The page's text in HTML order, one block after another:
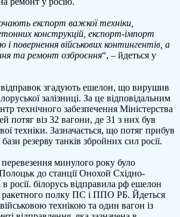
експорт важкої техніки,
конструкцій, експорт-імпорт
і повернення військових контингентів, а
та ремонт озброєння“, – йдеться у
згадують ешелон, що вирушив
залізниці. За це відповідальним
технічного забезпечення Міністерства
потяг віз 32 вагони, де 31 з них був
техніки. Зазначається, що потяг прибув
резерву танків збройних сил росії.
минулого року було
Полоцьк до станції Онохой Східно-
в росії. білорусь відправила рф ешелон
ракетного полку ПС і ППО РБ. Йдеться
технікою та один вагон із